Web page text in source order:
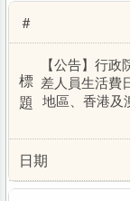
【公告】行
差人員生活費
地區、香港及